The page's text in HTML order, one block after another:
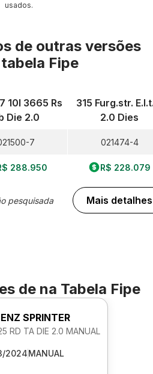
usados.
de outras versões
Fipe
10l 3665 Rs
Die 2.0
7
288.950
pesquisada
315 Furg.str.
2.0 Dies
021474-4
R$ 228.079
Mais detalhes
de na Tabela Fipe
SPRINTER
RD TA DIE 2.0 MANUAL
2024MANUAL